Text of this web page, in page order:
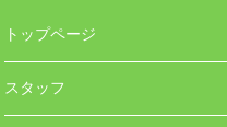
トップページ
スタッフ